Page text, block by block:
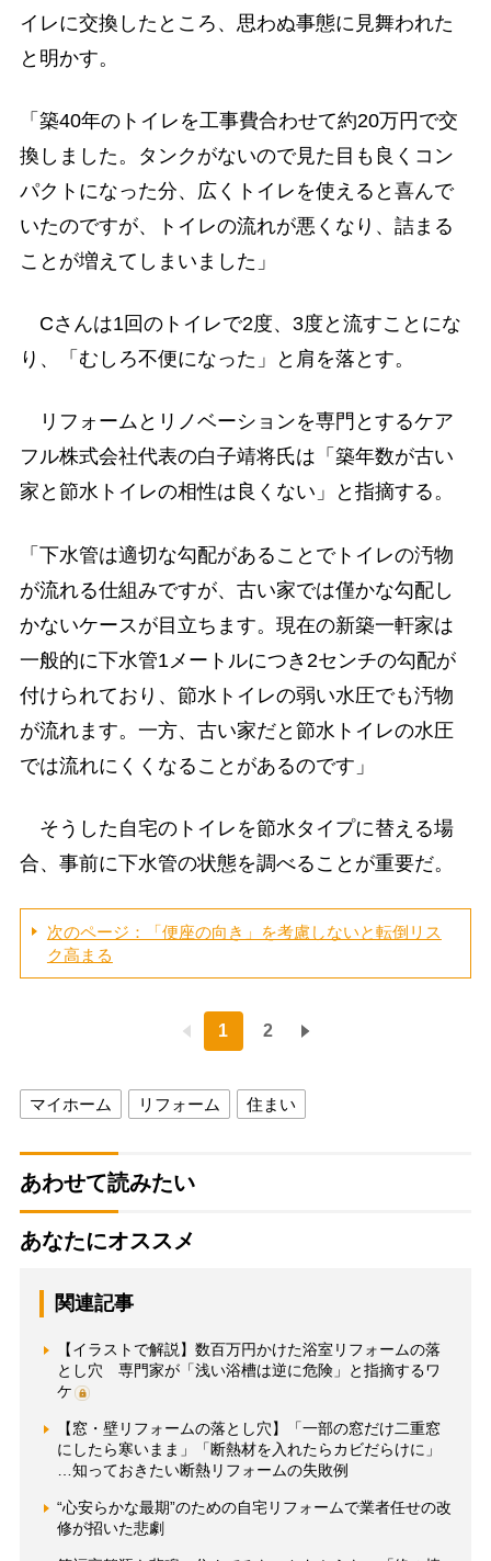
イレに交換したところ、思わぬ事態に見舞われた
と明かす。
「築40年のトイレを工事費合わせて約20万円で交
換しました。タンクがないので見た目も良くコン
パクトになった分、広くトイレを使えると喜んで
いたのですが、トイレの流れが悪くなり、詰まる
ことが増えてしまいました」
Cさんは1回のトイレで2度、3度と流すことにな
り、「むしろ不便になった」と肩を落とす。
リフォームとリノベーションを専門とするケア
フル株式会社代表の白子靖将氏は「築年数が古い
家と節水トイレの相性は良くない」と指摘する。
「下水管は適切な勾配があることでトイレの汚物
が流れる仕組みですが、古い家では僅かな勾配し
かないケースが目立ちます。現在の新築一軒家は
一般的に下水管1メートルにつき2センチの勾配が
付けられており、節水トイレの弱い水圧でも汚物
が流れます。一方、古い家だと節水トイレの水圧
では流れにくくなることがあるのです」
そうした自宅のトイレを節水タイプに替える場
合、事前に下水管の状態を調べることが重要だ。
次のページ：「便座の向き」を考慮しないと転倒リス
ク高まる
1 2
マイホーム リフォーム 住まい
あわせて読みたい
あなたにオススメ
関連記事
【イラストで解説】数百万円かけた浴室リフォームの落
とし穴 専門家が「浅い浴槽は逆に危険」と指摘するワ
ケ
【窓・壁リフォームの落とし穴】「一部の窓だけ二重窓
にしたら寒いまま」「断熱材を入れたらカビだらけに」
…知っておきたい断熱リフォームの失敗例
“心安らかな最期”のための自宅リフォームで業者任せの改
修が招いた悲劇